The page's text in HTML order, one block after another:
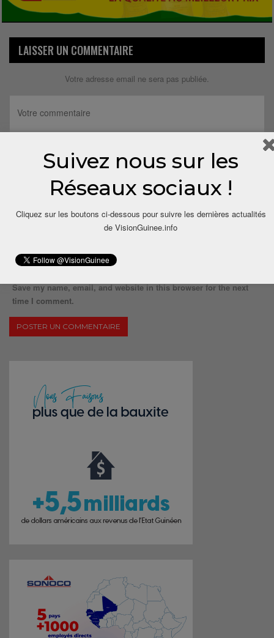
LAISSER UN COMMENTAIRE
Votre adresse email ne sera pas publiée.
Save my name, email, and website in this browser for the next
time I comment.
Suivez nous sur les
Réseaux sociaux !
Cliquez sur les boutons ci-dessous pour suivre les dernières actualités
de VisionGuinee.info